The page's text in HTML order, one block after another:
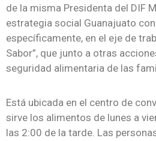
de la misma Presidenta del DIF
estrategia social Guanajuato
específicamente, en el eje de
Sabor”, que junto a otras
seguridad alimentaria de las
Está ubicada en el centro de
sirve los alimentos de lunes a
las 2:00 de la tarde. Las